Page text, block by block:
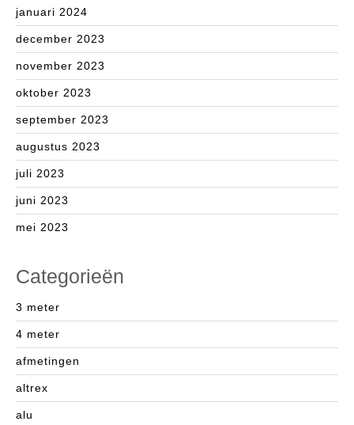
januari 2024
december 2023
november 2023
oktober 2023
september 2023
augustus 2023
juli 2023
juni 2023
mei 2023
Categorieën
3 meter
4 meter
afmetingen
altrex
alu